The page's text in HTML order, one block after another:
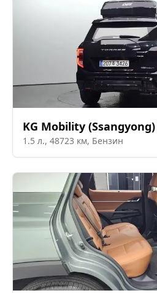
KG Mobility (Ssangyong)
1.5 л., 48723 км, Бензин